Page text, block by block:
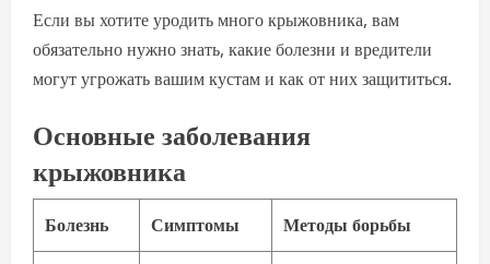
Если вы хотите уродить много крыжовника, вам
обязательно нужно знать, какие болезни и вредители
могут угрожать вашим кустам и как от них защититься.
Основные заболевания
крыжовника
Болезнь Симптомы Методы борьбы